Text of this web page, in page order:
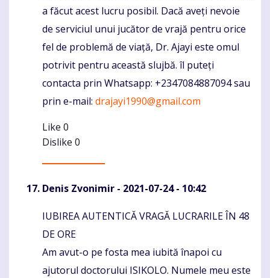
a făcut acest lucru posibil. Dacă aveți nevoie
de serviciul unui jucător de vrajă pentru orice
fel de problemă de viață, Dr. Ajayi este omul
potrivit pentru această slujbă. îl puteți
contacta prin Whatsapp: +2347084887094 sau
prin e-mail: drajayi1990@gmail.com
Like 0
Dislike 0
Denis Zvonimir - 2021-07-24 - 10:42
Komentaras
IUBIREA AUTENTICĂ VRAGĂ LUCRARILE ÎN 48
DE ORE
Am avut-o pe fosta mea iubită înapoi cu
ajutorul doctorului ISIKOLO. Numele meu este